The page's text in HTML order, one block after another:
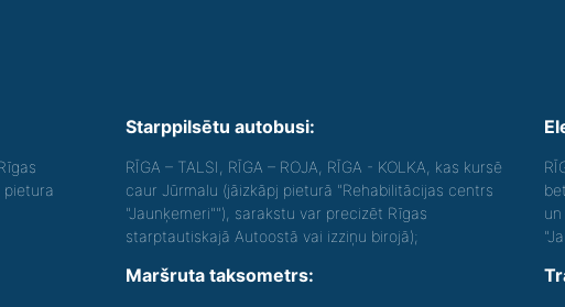
pietura
Starppilsētu autobusi:
RĪGA – TALSI, RĪGA – ROJA, RĪGA - KOLKA, kas kursē
caur Jūrmalu (jāizkāpj pieturā "Rehabilitācijas centrs
"Jaunķemeri""), sarakstu var precizēt Rīgas
starptautiskajā Autoostā vai izziņu birojā);
Maršruta taksometrs: